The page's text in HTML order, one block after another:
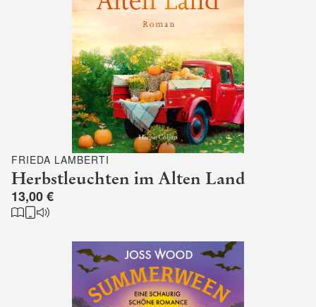
FRIEDA LAMBERTI
Herbstleuchten im Alten Land
13,00 €